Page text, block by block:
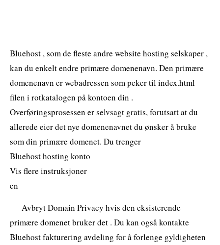
Bluehost , som de fleste andre website hosting selskaper ,
kan du enkelt endre primære domenenavn. Den primære
domenenavn er webadressen som peker til index.html
filen i rotkatalogen på kontoen din .
Overføringsprosessen er selvsagt gratis, forutsatt at du
allerede eier det nye domenenavnet du ønsker å bruke
som din primære domenet. Du trenger
Bluehost hosting konto
Vis flere instruksjoner
en
Avbryt Domain Privacy hvis den eksisterende
primære domenet bruker det . Du kan også kontakte
Bluehost fakturering avdeling for å forlenge gyldigheten